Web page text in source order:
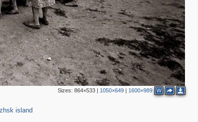
Sizes: 864×533| 1050×649| 1600×989 W
island